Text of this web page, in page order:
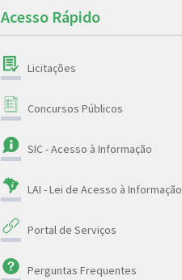
Acesso Rápido
Licitações
Concursos Públicos
SIC - Acesso à Informação
LAI - Lei de Acesso à Informação
Portal de Serviços
Perguntas Frequentes